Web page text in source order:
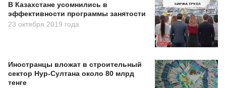
В Казахстане усомнились в
эффективности программы занятости
23 октября 2019 года
Иностранцы вложат в строительный
сектор Нур-Султана около 80 млрд
тенге